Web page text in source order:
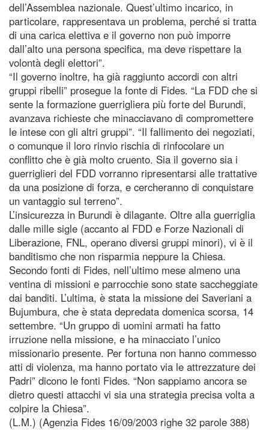
dell’Assemblea nazionale. Quest’ultimo incarico, in
particolare, rappresentava un problema, perché si tratta
di una carica elettiva e il governo non può imporre
dall’alto una persona specifica, ma deve rispettare la
volontà degli elettori”.
“Il governo inoltre, ha già raggiunto accordi con altri
gruppi ribelli” prosegue la fonte di Fides. “La FDD che si
sente la formazione guerrigliera più forte del Burundi,
avanzava richieste che minacciavano di compromettere
le intese con gli altri gruppi”. “Il fallimento dei negoziati,
o comunque il loro rinvio rischia di rinfocolare un
conflitto che è già molto cruento. Sia il governo sia i
guerriglieri del FDD vorranno ripresentarsi alle trattative
da una posizione di forza, e cercheranno di conquistare
un vantaggio sul terreno”.
L’insicurezza in Burundi è dilagante. Oltre alla guerriglia
dalle mille sigle (accanto al FDD e Forze Nazionali di
Liberazione, FNL, operano diversi gruppi minori), vi è il
banditismo che non risparmia neppure la Chiesa.
Secondo fonti di Fides, nell’ultimo mese almeno una
ventina di missioni e parrocchie sono state saccheggiate
dai banditi. L’ultima, è stata la missione dei Saveriani a
Bujumbura, che è stata depredata domenica scorsa, 14
settembre. “Un gruppo di uomini armati ha fatto
irruzione nella missione, e ha minacciato l’unico
missionario presente. Per fortuna non hanno commesso
atti di violenza, ma hanno portato via le attrezzature dei
Padri” dicono le fonti Fides. “Non sappiamo ancora se
dietro questi attacchi vi sia una strategia precisa volta a
colpire la Chiesa”.
(L.M.) (Agenzia Fides 16/09/2003 righe 32 parole 388)